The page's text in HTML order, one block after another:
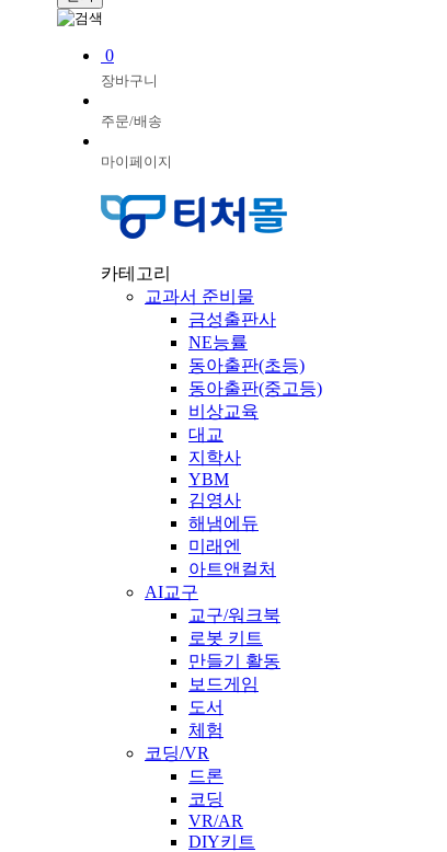
0
장바구니
주문/배송
마이페이지
카테고리
교과서 준비물
금성출판사
NE능률
동아출판(초등)
동아출판(중고등)
비상교육
대교
지학사
YBM
김영사
해냄에듀
미래엔
아트앤컬처
AI교구
교구/워크북
로봇 키트
만들기 활동
보드게임
도서
체험
코딩/VR
드론
코딩
VR/AR
DIY키트